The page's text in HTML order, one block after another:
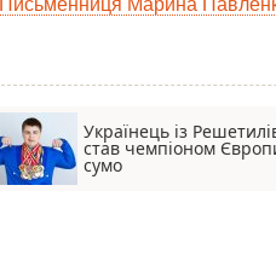
Письменниця Марина
Українець із
став чемпіоном
сумо